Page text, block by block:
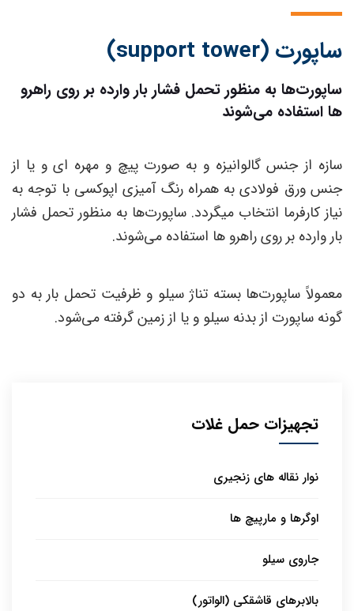
ساپورت (support tower)
ساپورت‌ها به منظور تحمل فشار بار وارده بر روی راهرو
ها استفاده می‌شوند
سازه از جنس گالوانیزه و به صورت پیچ و مهره ای و یا از
جنس ورق فولادی به همراه رنگ آمیزی اپوکسی با توجه به
نیاز کارفرما انتخاب میگردد. ساپورت‌ها به منظور تحمل فشار
بار وارده بر روی راهرو ها استفاده می‌شوند.
معمولاً ساپورت‌ها بسته تناژ سیلو و ظرفیت تحمل بار به دو
گونه ساپورت از بدنه سیلو و یا از زمین گرفته می‌شود.
تجهیزات حمل غلات
نوار نقاله های زنجیری
اوگرها و مارپیچ ها
جاروی سیلو
بالابرهای قاشقکی (الواتور)